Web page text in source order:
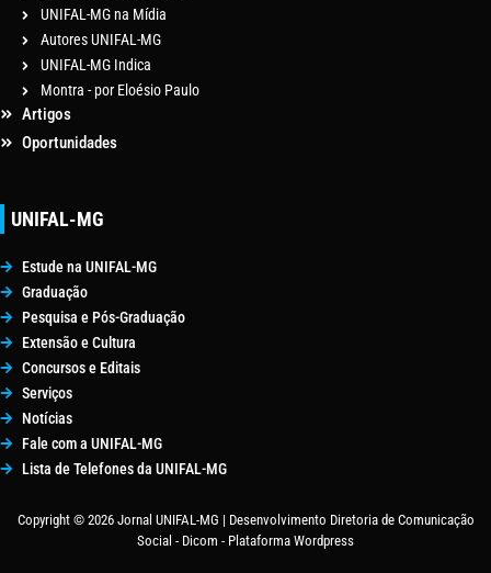
UNIFAL-MG na Mídia
Autores UNIFAL-MG
UNIFAL-MG Indica
Montra - por Eloésio Paulo
Artigos
Oportunidades
UNIFAL-MG
Estude na UNIFAL-MG
Graduação
Pesquisa e Pós-Graduação
Extensão e Cultura
Concursos e Editais
Serviços
Notícias
Fale com a UNIFAL-MG
Lista de Telefones da UNIFAL-MG
Copyright © 2026 Jornal UNIFAL-MG | Desenvolvimento Diretoria de Comunicação
Social - Dicom - Plataforma Wordpress